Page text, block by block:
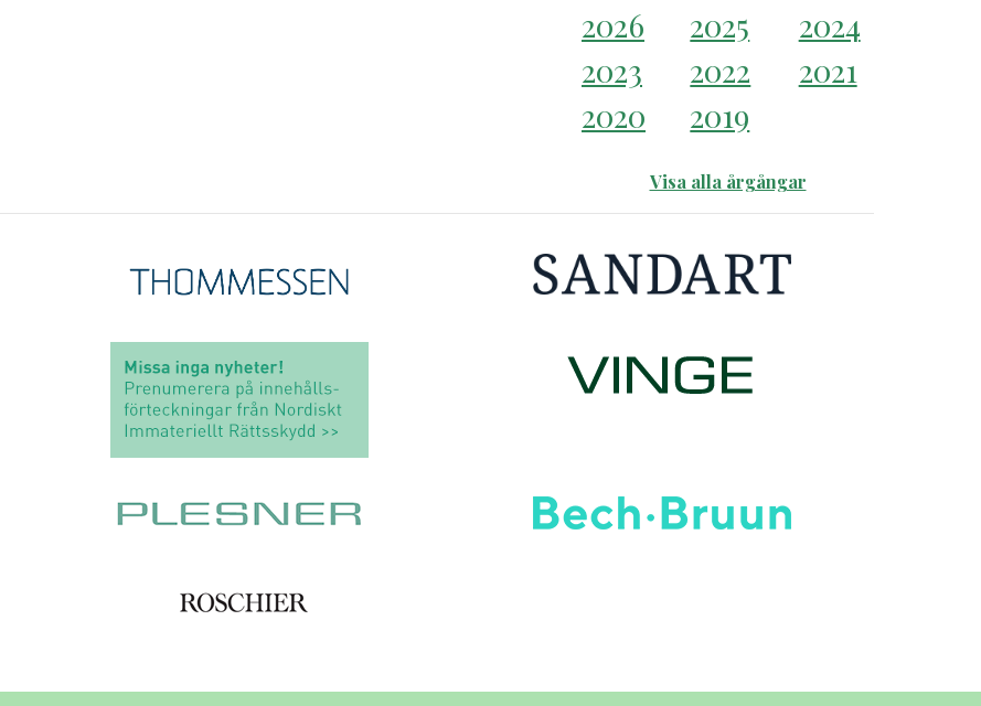
2026 2025
2024
2023
2022
2021
2020
2019
Visa alla årgångar